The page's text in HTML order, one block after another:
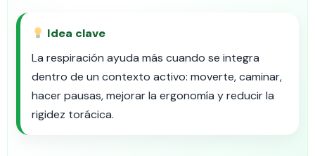
Idea clave
La respiración ayuda más cuando se integra
dentro de un contexto activo: moverte, caminar,
hacer pausas, mejorar la ergonomía y reducir la
rigidez torácica.